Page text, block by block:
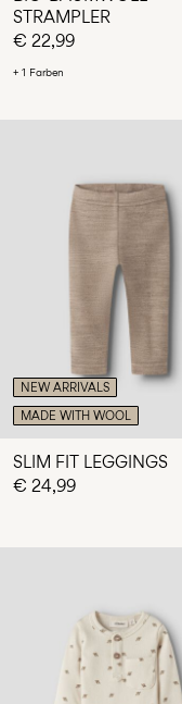
STRAMPLER
€ 22,99
+ 1 Farben
NEW ARRIVALS
MADE WITH WOOL
SLIM FIT LEGGINGS
€ 24,99